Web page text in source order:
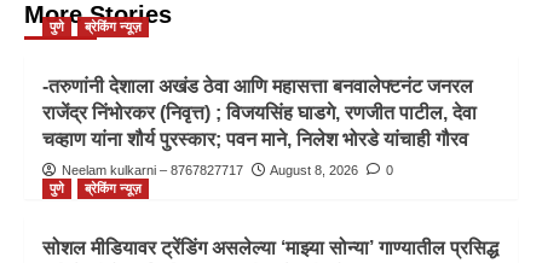
More Stories
पुणे ब्रेकिंग न्यूज़
-तरुणांनी देशाला अखंड ठेवा आणि महासत्ता बनवालेफ्टनंट जनरल
राजेंद्र निंभोरकर (निवृत्त) ; विजयसिंह घाडगे, रणजीत पाटील, देवा
चव्हाण यांना शौर्य पुरस्कार; पवन माने, निलेश भोरडे यांचाही गौरव
Neelam kulkarni – 8767827717 August 8, 2026
0
पुणे
ब्रेकिंग न्यूज़
सोशल मीडियावर ट्रेंडिंग असलेल्या ‘माझ्या सोन्या’ गाण्यातील प्रसिद्ध